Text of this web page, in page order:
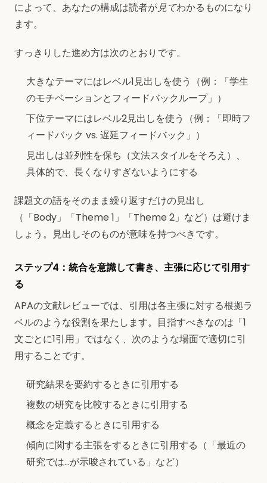
によって、あなたの構成は読者が見てわかるものになり
ます。
すっきりした進め方は次のとおりです。
大きなテーマにはレベル1見出しを使う（例：「学生
のモチベーションとフィードバックループ」）
下位テーマにはレベル2見出しを使う（例：「即時フ
ィードバック vs. 遅延フィードバック」）
見出しは並列性を保ち（文法スタイルをそろえ）、
具体的で、長くなりすぎないようにする
課題文の語をそのまま繰り返すだけの見出し
（「Body」「Theme 1」「Theme 2」など）は避けま
しょう。見出しそのものが意味を持つべきです。
ステップ4：統合を意識して書き、主張に応じて引用す
る
APAの文献レビューでは、引用は各主張に対する根拠ラ
ベルのような役割を果たします。目指すべきなのは「1
文ごとに1引用」ではなく、次のような場面で適切に引
用することです。
研究結果を要約するときに引用する
複数の研究を比較するときに引用する
概念を定義するときに引用する
傾向に関する主張をするときに引用する（「最近の
研究では…が示唆されている」など）